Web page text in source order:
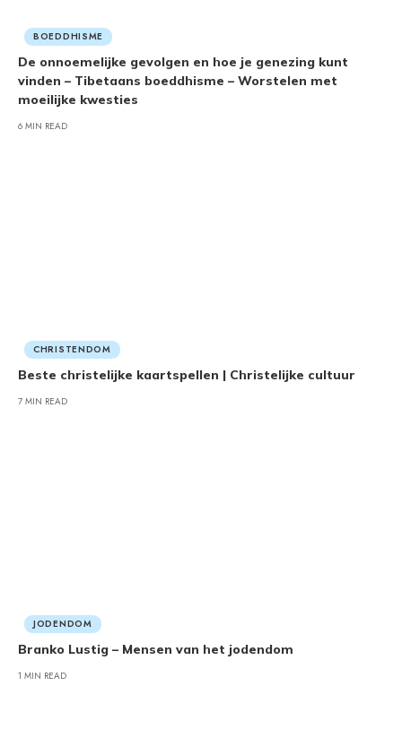
BOEDDHISME
De onnoemelijke gevolgen en hoe je genezing kunt
vinden – Tibetaans boeddhisme – Worstelen met
moeilijke kwesties
6 MIN READ
CHRISTENDOM
Beste christelijke kaartspellen | Christelijke cultuur
7 MIN READ
JODENDOM
Branko Lustig – Mensen van het jodendom
1 MIN READ